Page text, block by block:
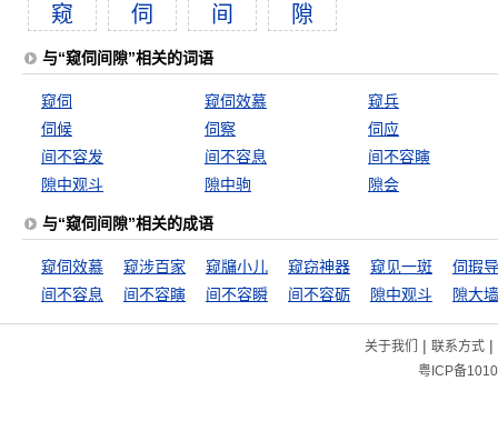
窥 伺 间 隙
与“窥伺间隙”相关的词语
窥伺 窥伺效慕
窥兵
伺候
伺察
伺应
间不容发
间不容息
间不容瞚
隙中观斗
隙中驹 隙会
与“窥伺间隙”相关的成语
窥伺效慕 窥涉百家 窥牖小儿 窥窃神器 窥见一斑
伺瑕
间不容息
间不容瞚 间不容瞬 间不容砺 隙中观斗 隙大
关于我们 | 联系方式|
粤ICP备